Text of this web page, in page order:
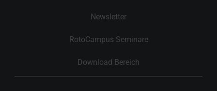
Newsletter
RotoCampus Seminare
Download Bereich